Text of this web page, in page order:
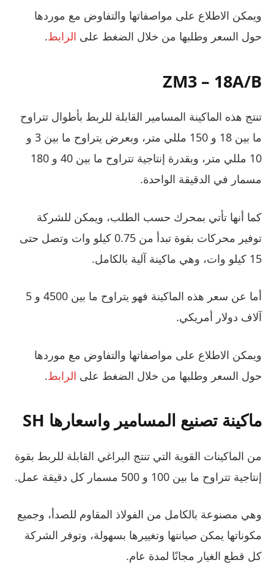
ويمكن الاطلاع على مواصفاتها والتفاوض مع موردها
حول السعر وطلبها من خلال الضغط على الرابط.
ZM3 – 18A/B
تنتج هذه الماكينة المسامير القابلة للربط بأطوال تتراوح
ما بين 18 و 150 مللي متر، وبعرض يتراوح ما بين 3 و
10 مللي متر، وبقدرة إنتاجية تتراوح ما بين 40 و 180
مسمار في الدقيقة الواحدة.
كما أنها تأتي بمحرك حسب الطلب، ويمكن للشركة
توفير محركات بقوة تبدأ من 0.75 كيلو وات وتصل حتى
15 كيلو وات، وهي ماكينة آلية بالكامل.
أما عن سعر هذه الماكينة فهو يتراوح ما بين 4500 و 5
آلاف دولار أمريكي.
ويمكن الاطلاع على مواصفاتها والتفاوض مع موردها
حول السعر وطلبها من خلال الضغط على الرابط.
ماكينة تصنيع المسامير واسعارها SH
من الماكينات القوية التي تنتج البراغي القابلة للربط بقوة
إنتاجية تتراوح ما بين 100 و 500 مسمار كل دقيقة عمل.
وهي مصنوعة بالكامل من الفولاذ المقاوم للصدأ، وجميع
مكوناتها يمكن صيانتها وتغييرها بسهولة، وتوفر الشركة
كل قطع الغيار مجانًا لمدة عام.